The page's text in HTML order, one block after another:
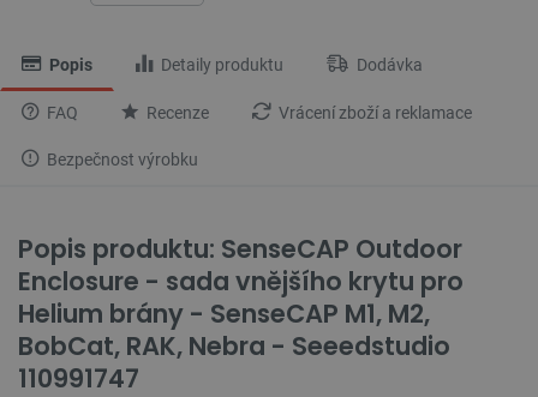
Popis Detaily produktu Dodávka
FAQ Recenze Vrácení zboží a reklamace
Bezpečnost výrobku
Popis produktu: SenseCAP Outdoor
Enclosure - sada vnějšího krytu pro
Helium brány - SenseCAP M1, M2,
BobCat, RAK, Nebra - Seeedstudio
110991747